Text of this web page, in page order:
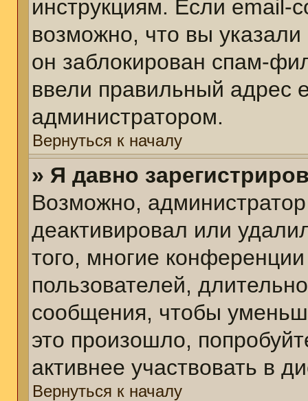
инструкциям. Если email-
возможно, что вы
он заблокирован спам-
ввели правильный адрес
администратором.
Вернуться к началу
» Я давно
Возможно,
деактивировал или
того, многие
пользователей,
сообщения, чтобы
это произошло,
активнее участвовать в
Вернуться к началу